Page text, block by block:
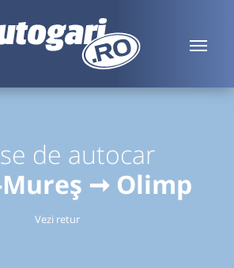
de autocar
➞ Olimp
Vezi retur